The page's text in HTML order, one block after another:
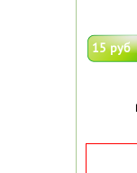
15 руб